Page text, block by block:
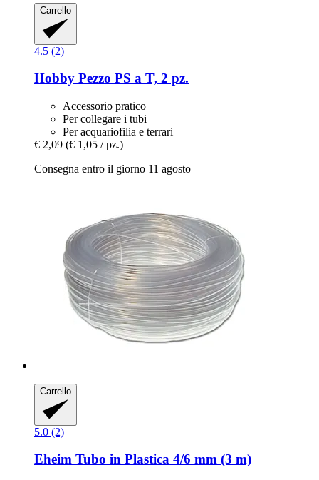
Carrello
4.5 (2)
Hobby Pezzo PS a T, 2 pz.
Accessorio pratico
Per collegare i tubi
Per acquariofilia e terrari
€ 2,09 (€ 1,05 / pz.)
Consegna entro il giorno 11 agosto
Carrello
5.0 (2)
Eheim Tubo in Plastica 4/6 mm (3 m)